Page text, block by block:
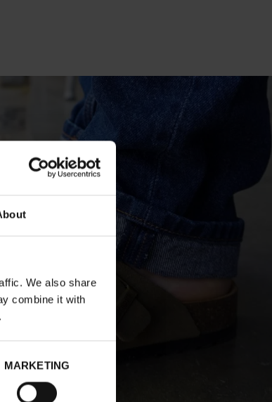
We also share
combine it with
MARKETING